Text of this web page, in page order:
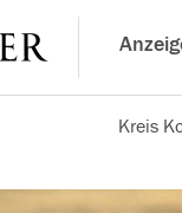
Kreis